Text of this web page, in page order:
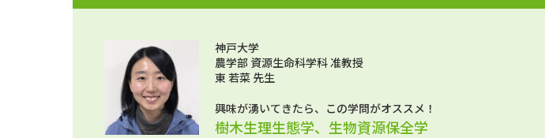
神戸大学
農学部 資源生命科学科 准教授
東 若菜 先生
興味が湧いてきたら、この学問がオススメ！
樹木生理生態学、生物資源保全学